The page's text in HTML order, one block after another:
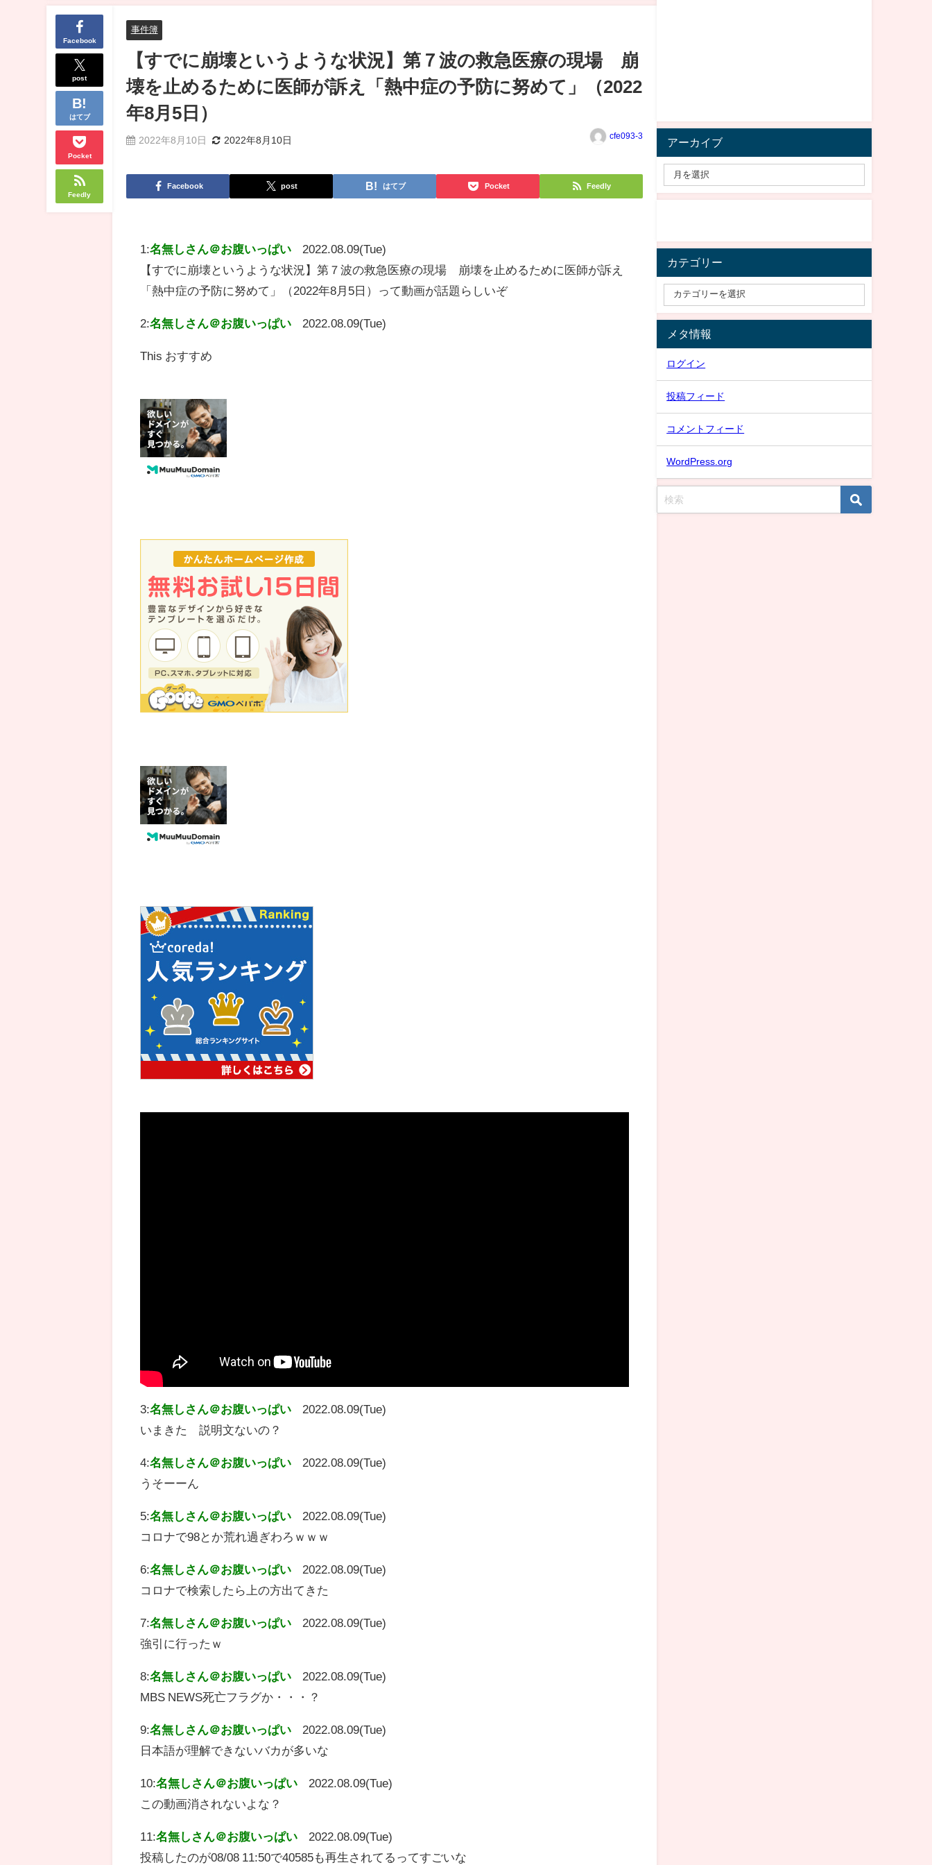
Facebook
post
はてブ
Pocket
Feedly
事件簿
【すでに崩壊というような状況】第７波の救急医療の現場 崩
壊を止めるために医師が訴え「熱中症の予防に努めて」（2022
年8月5日）
2022年8月10日 2022年8月10日 cfe093-3
Facebook post はてブ Pocket Feedly
1:名無しさん＠お腹いっぱい
2022.08.09(Tue)
【すでに崩壊というような状況】第７波の救急医療の現場 崩壊を止めるために医師が訴え
「熱中症の予防に努めて」（2022年8月5日）って動画が話題らしいぞ
2:名無しさん＠お腹いっぱい 2022.08.09(Tue)
This おすすめ
3:名無しさん＠お腹いっぱい
2022.08.09(Tue)
いまきた 説明文ないの？
4:名無しさん＠お腹いっぱい
2022.08.09(Tue)
うそーーん
5:名無しさん＠お腹いっぱい
2022.08.09(Tue)
コロナで98とか荒れ過ぎわろｗｗｗ
6:名無しさん＠お腹いっぱい
2022.08.09(Tue)
コロナで検索したら上の方出てきた
7:名無しさん＠お腹いっぱい
2022.08.09(Tue)
強引に行ったｗ
8:名無しさん＠お腹いっぱい
2022.08.09(Tue)
MBS NEWS死亡フラグか・・・？
9:名無しさん＠お腹いっぱい
2022.08.09(Tue)
日本語が理解できないバカが多いな
10:名無しさん＠お腹いっぱい
2022.08.09(Tue)
この動画消されないよな？
11:名無しさん＠お腹いっぱい
2022.08.09(Tue)
投稿したのが08/08 11:50で40585も再生されてるってすごいな
アーカイブ
カテゴリー
メタ情報
ログイン
投稿フィード
コメントフィード
WordPress.org